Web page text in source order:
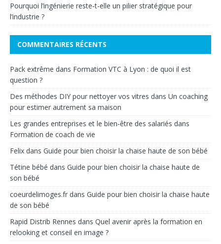
Pourquoi l’ingénierie reste-t-elle un pilier stratégique pour
l’industrie ?
COMMENTAIRES RÉCENTS
Pack extrême dans Formation VTC à Lyon : de quoi il est
question ?
Des méthodes DIY pour nettoyer vos vitres dans Un coaching
pour estimer autrement sa maison
Les grandes entreprises et le bien-être des salariés dans
Formation de coach de vie
Felix dans Guide pour bien choisir la chaise haute de son bébé
Tétine bébé dans Guide pour bien choisir la chaise haute de
son bébé
coeurdelimoges.fr dans Guide pour bien choisir la chaise haute
de son bébé
Rapid Distrib Rennes dans Quel avenir après la formation en
relooking et conseil en image ?